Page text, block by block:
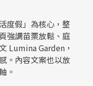
度假」為核心，整
強調苗栗放鬆、庭
Lumina Garden，
。內容文案也以放
。